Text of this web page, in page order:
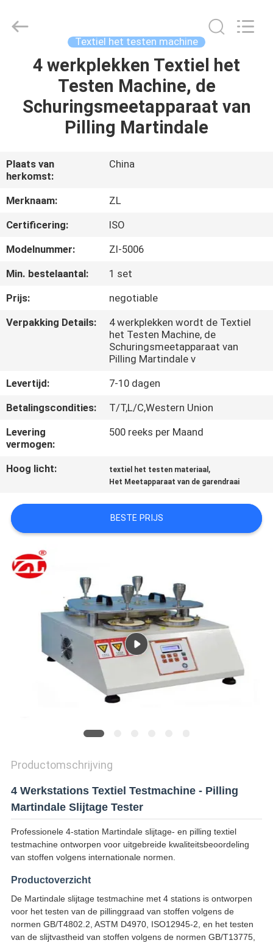
HUIS
PRODUCTEN
ONGEVEER
ONS
FABRIEKSREIS
KWALITEITSCONTROLE
CONTACTEER
NIEUWS
VERZOEK
OM EEN
SHOW
SITEMAP
PRIVACY
POLICY
Technology
Textiel het testen machine
4 werkplekken Textiel het
Testen Machine, de
Schuringsmeetapparaat van
Pilling Martindale
Plaats van
herkomst:
China
Merknaam:
ZL
Certificering:
ISO
Modelnummer:
Zl-5006
Min. bestelaantal:
1 set
Prijs:
negotiable
Verpakking Details:
4 werkplekken wordt de Textiel
het Testen Machine, de
Schuringsmeetapparaat van
Pilling Martindale v
Levertijd:
7-10 dagen
Betalingscondities:
T/T,L/C,Western Union
Levering
vermogen:
500 reeks per Maand
Hoog licht: textiel het testen materiaal ,
Het Meetapparaat van de garendraai
BESTE PRIJS
Productomschrijving
4 Werkstations Textiel Testmachine - Pilling
Martindale Slijtage Tester
Professionele 4-station Martindale slijtage- en pilling textiel
testmachine ontworpen voor uitgebreide kwaliteitsbeoordeling
van stoffen volgens internationale normen.
Productoverzicht
De Martindale slijtage testmachine met 4 stations is ontworpen
voor het testen van de pillinggraad van stoffen volgens de
normen GB/T4802.2, ASTM D4970, ISO12945-2, en het testen
van de slijtvastheid van stoffen volgens de normen GB/T13775,